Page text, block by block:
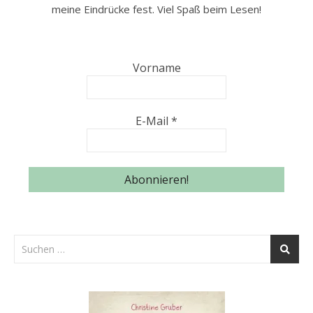
meine Eindrücke fest. Viel Spaß beim Lesen!
Vorname
E-Mail *